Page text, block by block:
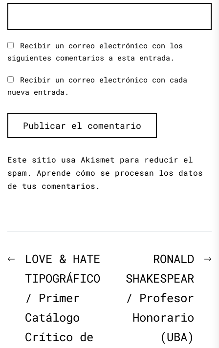
Recibir un correo electrónico con los
siguientes comentarios a esta entrada.
Recibir un correo electrónico con cada
nueva entrada.
Este sitio usa Akismet para reducir el
spam. Aprende cómo se procesan los datos
de tus comentarios.
Navegación
de
entradas
Previous
post:
LOVE & HATE
TIPOGRÁFICO
/ Primer
Catálogo
Crítico de
RONALD
SHAKESPEAR
/ Profesor
Honorario
(UBA)